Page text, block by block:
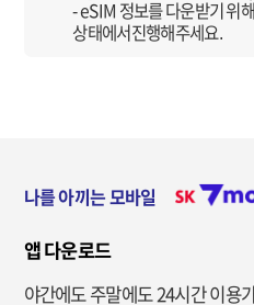
- eSIM 정보를 다운받기 위
상태에서진행해주세요.
나를 아끼는 모바일
앱 다운로드
야간에도 주말에도 24시간 이용